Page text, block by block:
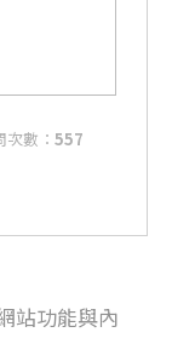
次數： 557
站功能與內